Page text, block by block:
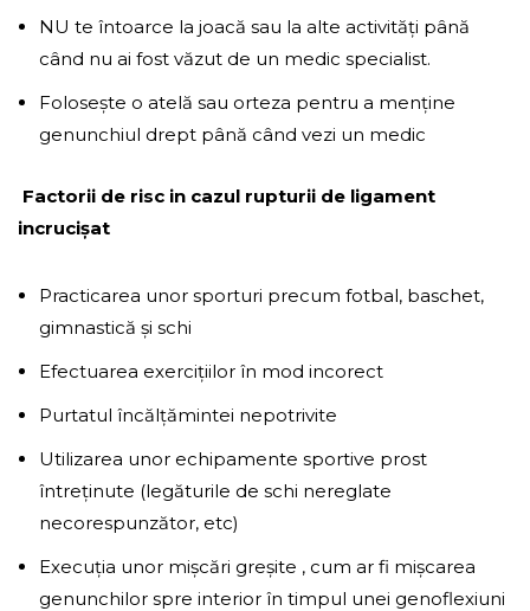
NU te întoarce la joacă sau la alte activități până
când nu ai fost văzut de un medic specialist.
Folosește o atelă sau orteza pentru a menține
genunchiul drept până când vezi un medic
Factorii de risc in cazul rupturii de ligament
incrucișat
Practicarea unor sporturi precum fotbal, baschet,
gimnastică și schi
Efectuarea exercițiilor în mod incorect
Purtatul încălțămintei nepotrivite
Utilizarea unor echipamente sportive prost
întreținute (legăturile de schi nereglate
necorespunzător, etc)
Execuția unor mișcări greșite , cum ar fi mișcarea
genunchilor spre interior în timpul unei genoflexiuni